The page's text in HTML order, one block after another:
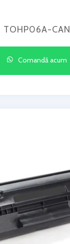
TOHP06A-CAN
Comandă acum